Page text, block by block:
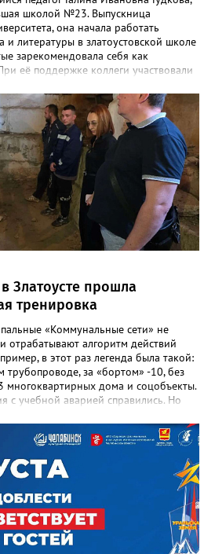
школой №23. Выпускница
она начала работать
и литературы в златоустовской школе
зарекомендовала себя как
её поддержке коллеги участвовали
в школе сформировался
коллектив, объединённый общими
делу. Для многих Галина
не только талантливым
Учителем с большой буквы», -
школы №23 во ВКонтакте. Свои
Ивановны выразил глава
«Её вклад зафиксирован в
но главное - он остался в
она поддержала, в тех
Заслуженный учитель РФ,
обладатель медали «За
Ивановна оставила не только
и работающий, живой механизм
жить её принципами», - говорится
Златоусте прошла
тренировка
«Коммунальные сети» не
отрабатывают алгоритм действий
в этот раз легенда была такой:
трубопроводе, за «бортом» -10, без
многоквартирных дома и соцобъекты.
с учебной аварией справились. Но
управляющие компании
меры для предотвращения
тепловой сети
взаимодействие с
ЕДДС и иными службами»,
управления ГЖИ Ирина
рекомендовали в
должны действовать слаженно. И
со всеми